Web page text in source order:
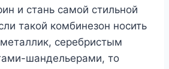
и стань самой стильной
такой комбинезон носить
серебристым
шандельерами, то